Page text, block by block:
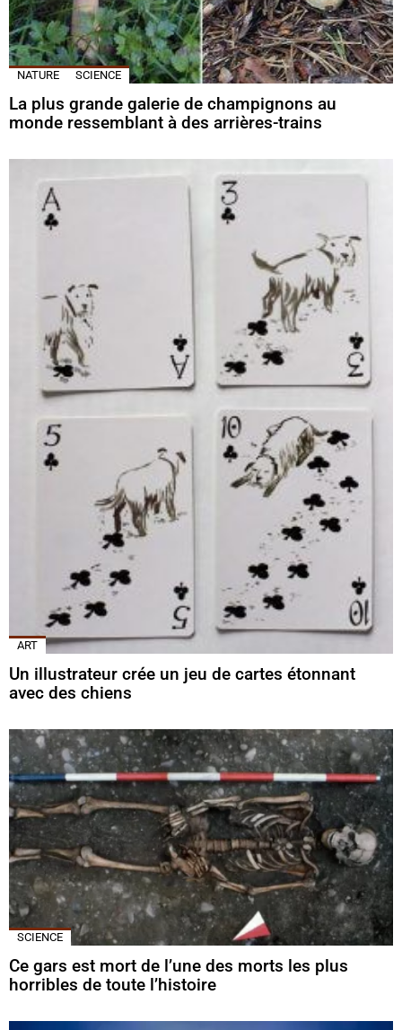
NATURE SCIENCE
La plus grande galerie de champignons au
monde ressemblant à des arrières-trains
ART
Un illustrateur crée un jeu de cartes étonnant
avec des chiens
SCIENCE
Ce gars est mort de l’une des morts les plus
horribles de toute l’histoire